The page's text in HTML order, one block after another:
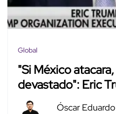
Global
"Si México
devastado": Eric
Óscar